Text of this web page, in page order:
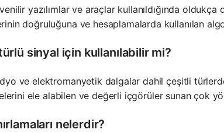
yazılımlar ve araçlar kullanıldığında
doğruluğuna ve hesaplamalarda kullanılan
sinyal için kullanılabilir mi?
ve elektromanyetik dalgalar dahil çeşitli
ele alabilen ve değerli içgörüler sunan çok
nelerdir?